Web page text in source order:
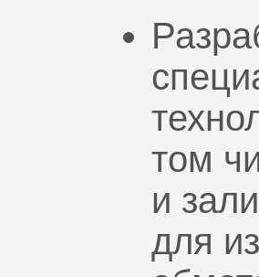
том
и
для